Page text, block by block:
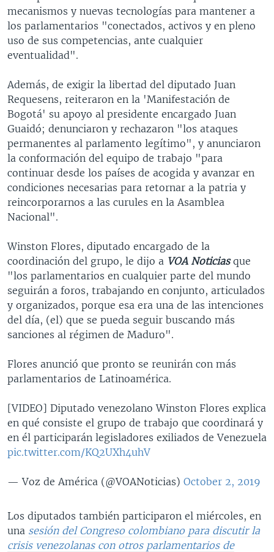
mecanismos y nuevas tecnologías para mantener a
los parlamentarios "conectados, activos y en pleno
uso de sus competencias, ante cualquier
eventualidad".
Además, de exigir la libertad del diputado Juan
Requesens, reiteraron en la 'Manifestación de
Bogotá' su apoyo al presidente encargado Juan
Guaidó; denunciaron y rechazaron "los ataques
permanentes al parlamento legítimo", y anunciaron
la conformación del equipo de trabajo "para
continuar desde los países de acogida y avanzar en
condiciones necesarias para retornar a la patria y
reincorporarnos a las curules en la Asamblea
Nacional".
Winston Flores, diputado encargado de la
coordinación del grupo, le dijo a VOA Noticiasque
"los parlamentarios en cualquier parte del mundo
seguirán a foros, trabajando en conjunto, articulados
y organizados, porque esa era una de las intenciones
del día, (el) que se pueda seguir buscando más
sanciones al régimen de Maduro".
Flores anunció que pronto se reunirán con más
parlamentarios de Latinoamérica.
[VIDEO] Diputado venezolano Winston Flores explica
en qué consiste el grupo de trabajo que coordinará y
en él participarán legisladores exiliados de Venezuela
pic.twitter.com/KQ2UXh4uhV
— Voz de América (@VOANoticias) October 2, 2019
Los diputados también participaron el miércoles, en
una sesión del Congreso colombiano para discutir la
crisis venezolanas con otros parlamentarios de